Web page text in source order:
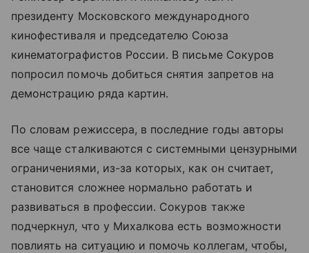
президенту Московского международного
кинофестиваля и председателю Союза
кинематографистов России. В письме Сокуров
попросил помочь добиться снятия запретов на
демонстрацию ряда картин.
По словам режиссера, в последние годы авторы
все чаще сталкиваются с системными цензурными
ограничениями, из-за которых, как он считает,
становится сложнее нормально работать и
развиваться в профессии. Сокуров также
подчеркнул, что у Михалкова есть возможности
повлиять на ситуацию и помочь коллегам, чтобы,